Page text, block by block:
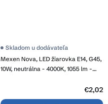
Mexen Nova, LED žiarovka E14, G45,
10W, neutrálna - 4000K, 1055 lm -
Skladom u dodávateľa
€2,02